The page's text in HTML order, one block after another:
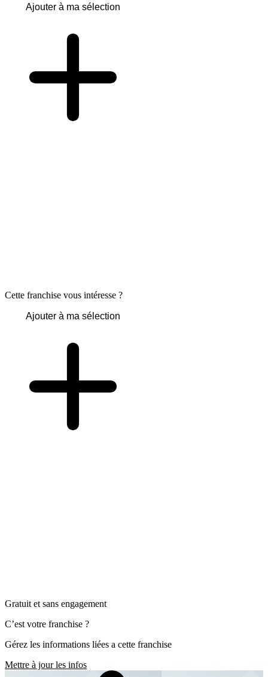
Ajouter à ma sélection
Cette franchise vous intéresse ?
Ajouter à ma sélection
Gratuit et sans engagement
C’est votre franchise ?
Gérez les informations liées a cette franchise
Mettre à jour les infos